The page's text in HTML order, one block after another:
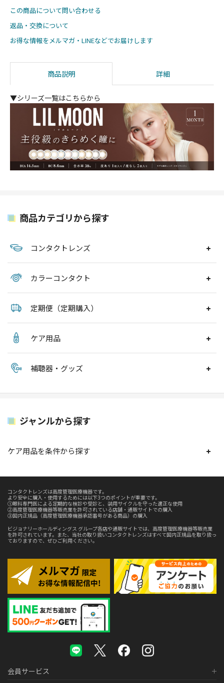
この商品について問い合わせる
返品・交換について
お得な情報をメルマガ・LINEなどでお届けします
商品説明 詳細
▼シリーズ一覧はこちらから
商品カテゴリから探す
コンタクトレンズ
カラーコンタクト
定期便（定期購入）
ケア用品
補聴器・グッズ
ジャンルから探す
ケア用品を条件から探す
コンタクトレンズは高度管理医療機器です。
より安全に購入・使用するためには以下3つのポイントが重要です。
①眼科専門医による定期的な検診や受診と、装用サイクルを守った適正な使用
②高度管理医療機器等販売業を許可されている店舗・通販サイトでの購入
③国内正規品（高度管理医療機器承認番号がある商品）の購入
ビジョナリーホールディングス グループ各店や通販サイトでは、高度管理医療機器等販売業
を許可されています。また、当社の取り扱いコンタクトレンズはすべて国内正規品を取り扱っ
ておりますので、ぜひご利用ください。
会員サービス